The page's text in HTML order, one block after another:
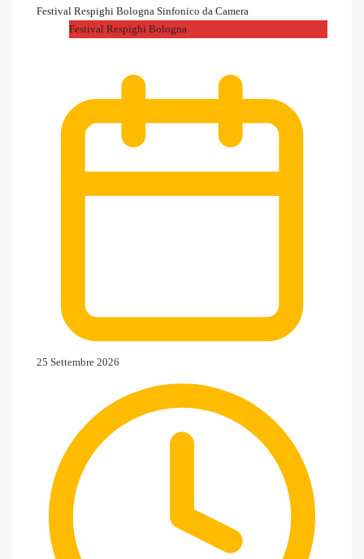
Festival Respighi Bologna Sinfonico da Camera
Festival Respighi Bologna
25 Settembre 2026